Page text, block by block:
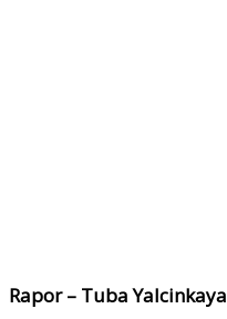
Rapor – Tuba Yalcinkaya